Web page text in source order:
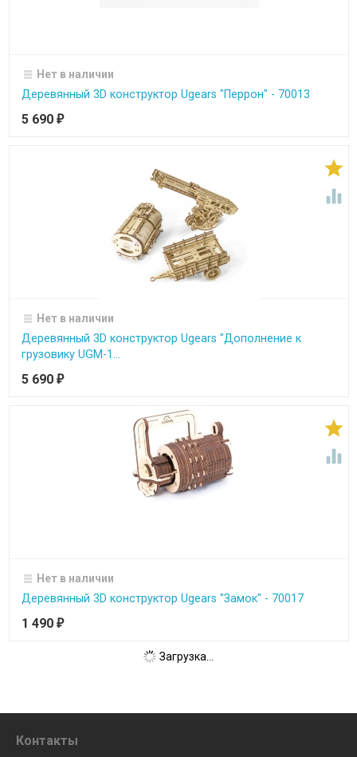
Нет в наличии
Деревянный 3D конструктор Ugears "Перрон" - 70013
5 690 ₽


Нет в наличии
Деревянный 3D конструктор Ugears "Дополнение к
грузовику UGM-1...
5 690 ₽


Нет в наличии
Деревянный 3D конструктор Ugears "Замок" - 70017
1 490 ₽
Загрузка...
Контакты